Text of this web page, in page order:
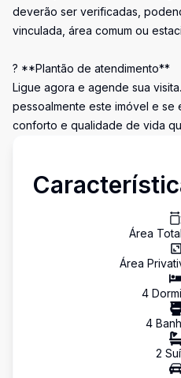
deverão ser verificadas,
vinculada, área comum ou
? **Plantão de atendimento**
Ligue agora e agende sua
pessoalmente este imóvel e se
conforto e qualidade de vida
Área Total
Área
4
4
2